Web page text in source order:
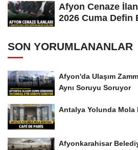
Afyon Cenaze
2026 Cuma Defin
SON YORUMLANANLAR
Afyon'da Ulaşım
Aynı Soruyu Soruyor
Antalya Yolunda Mola
Afyonkarahisar